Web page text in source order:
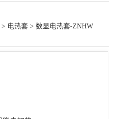
> 电热套 >数显电热套-ZNHW